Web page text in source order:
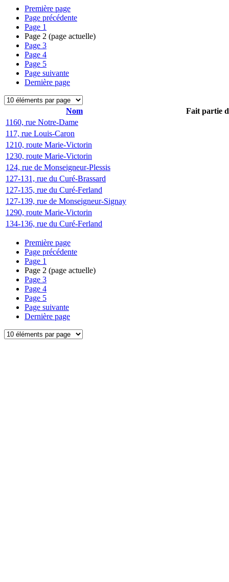
Première page
Page précédente
Page 1
Page 2 (page actuelle)
Page 3
Page 4
Page 5
Page suivante
Dernière page
Nom
Fait partie
1160, rue Notre-Dame
117, rue Louis-Caron
1210, route Marie-Victorin
1230, route Marie-Victorin
124, rue de Monseigneur-Plessis
127-131, rue du Curé-Brassard
127-135, rue du Curé-Ferland
127-139, rue de Monseigneur-Signay
1290, route Marie-Victorin
134-136, rue du Curé-Ferland
Première page
Page précédente
Page 1
Page 2 (page actuelle)
Page 3
Page 4
Page 5
Page suivante
Dernière page